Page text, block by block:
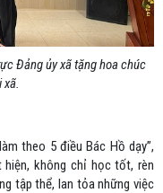
Đảng ủy xã tặng hoa chúc
xã.
theo 5 điều Bác Hồ dạy”,
không chỉ học tốt, rèn
tập thể, lan tỏa những việc